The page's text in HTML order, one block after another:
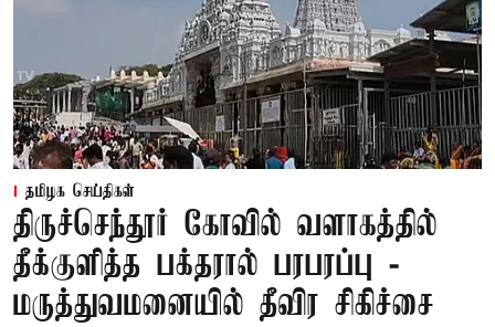
தமிழக செய்திகள்
திருச்செந்தூர் கோவில் வளாகத்தில்
தீக்குளித்த பக்தரால் பரபரப்பு -
மருத்துவமனையில் தீவிர சிகிச்சை